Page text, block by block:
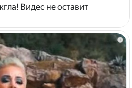
Видео не оставит
i